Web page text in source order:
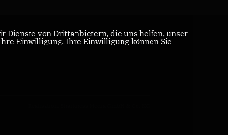
Dienste von Drittanbietern, die uns helfen, unser
Einwilligung. Ihre Einwilligung können Sie